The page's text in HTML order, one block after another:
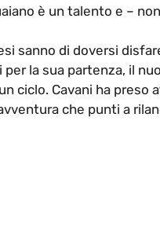
è un talento e –
sanno di doversi
per la sua partenza, il
ciclo. Cavani ha preso
che punti a